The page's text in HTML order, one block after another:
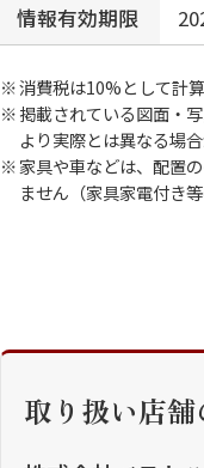
情報有効期限
消費税は10%として計算
掲載されている図面・
より実際とは異なる場合
家具や車などは、配置
ません（家具家電付き
取り扱い店